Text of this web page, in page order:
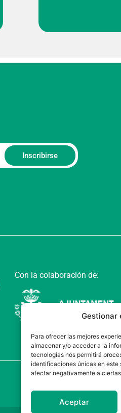
Gestionar
Para ofrecer las mejores
almacenar y/o acceder a la
tecnologías nos permitirá
identificaciones únicas en este
afectar negativamente a
Aceptar
Inscribirse
Con la colaboración de: